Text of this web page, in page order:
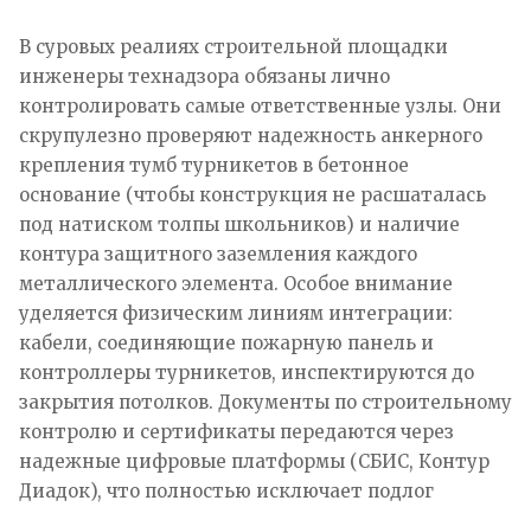
В суровых реалиях строительной площадки
инженеры технадзора обязаны лично
контролировать самые ответственные узлы. Они
скрупулезно проверяют надежность анкерного
крепления тумб турникетов в бетонное
основание (чтобы конструкция не расшаталась
под натиском толпы школьников) и наличие
контура защитного заземления каждого
металлического элемента. Особое внимание
уделяется физическим линиям интеграции:
кабели, соединяющие пожарную панель и
контроллеры турникетов, инспектируются до
закрытия потолков. Документы по строительному
контролю и сертификаты передаются через
надежные цифровые платформы (СБИС, Контур
Диадок), что полностью исключает подлог